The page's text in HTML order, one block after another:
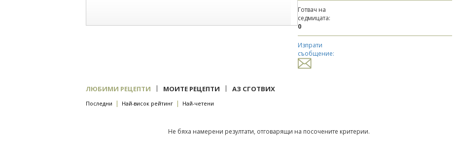
Готвач на
седмицата:
0
Изпрати
съобщение:
ЛЮБИМИ РЕЦЕПТИ | МОИТЕ РЕЦЕПТИ | АЗ СГОТВИХ
Последни | Най-висок рейтинг | Най-четени
Не бяха намерени резултати, отговарящи на посочените критерии.